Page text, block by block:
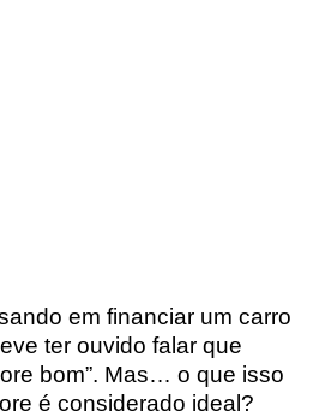
em financiar um carro
ter ouvido falar que
bom”. Mas… o que isso
é considerado ideal?